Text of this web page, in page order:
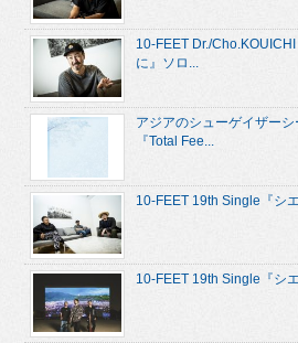
10-FEET Dr./
に』ソロ...
アジアのシューゲイザー
『Total Fee...
10-FEET 19th Single『シ
10-FEET 19th Single『シ